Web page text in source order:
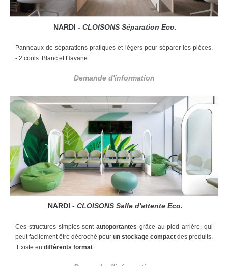
NARDI - CLOISONS Séparation Eco.
Panneaux de séparations pratiques et légers pour séparer les pièces.
- 2 couls. Blanc et Havane
Demande d'information
NARDI - CLOISONS Salle d'attente Eco.
Ces structures simples sontautoportantes grâce au pied arrière, qui
peut facilement être décroché pour un stockage compact des produits.
Existe en différents format.